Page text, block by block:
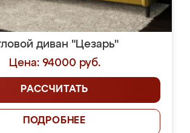
диван "Цезарь"
Цена: 94000 руб.
РАССЧИТАТЬ
ПОДРОБНЕЕ